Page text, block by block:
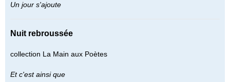
Un jour s'ajoute
Nuit rebroussée
collection La Main aux Poètes
Et c'est ainsi que